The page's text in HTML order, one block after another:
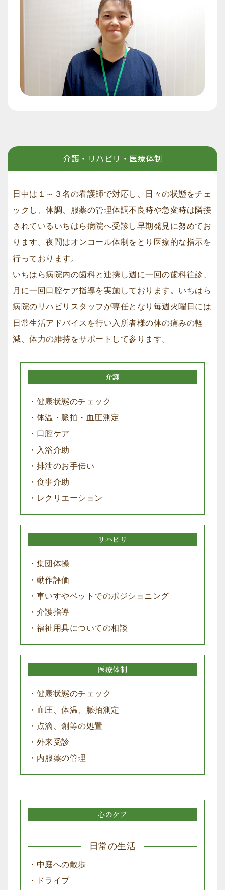
介護・リハビリ・医療体制
日中は１～３名の看護師で対応し、日々の状態をチェ
ックし、体調、服薬の管理体調不良時や急変時は隣接
されているいちはら病院へ受診し早期発見に努めてお
ります。夜間はオンコール体制をとり医療的な指示を
行っております。
いちはら病院内の歯科と連携し週に一回の歯科往診、
月に一回口腔ケア指導を実施しております。いちはら
病院のリハビリスタッフが専任となり毎週火曜日には
日常生活アドバイスを行い入所者様の体の痛みの軽
減、体力の維持をサポートして参ります。
介護
・健康状態のチェック
・体温・脈拍・血圧測定
・口腔ケア
・入浴介助
・排泄のお手伝い
・食事介助
・レクリエーション
リハビリ
・集団体操
・動作評価
・車いすやベットでのポジショニング
・介護指導
・福祉用具についての相談
医療体制
・健康状態のチェック
・血圧、体温、脈拍測定
・点滴、創等の処置
・外来受診
・内服薬の管理
心のケア
日常の生活
・中庭への散歩
・ドライブ